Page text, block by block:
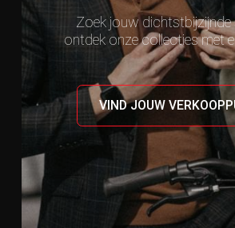
Zoek jouw dichtstbijzijnde
ontdek onze collecties met
VIND JOUW